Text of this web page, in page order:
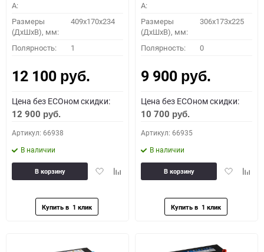
A:
Размеры
(ДхШхВ), мм:
409x170x234
Полярность: 1
12 100 руб.
Цена без ECOном скидки:
12 900 руб.
Артикул: 66938
В наличии
ДобавитьДобавить
В корзину
A:
Размеры
(ДхШхВ), мм:
306x173x225
Полярность: 0
9 900 руб.
Цена без ECOном скидки:
10 700 руб.
Артикул: 66935
В наличии
Добавить
В корзину